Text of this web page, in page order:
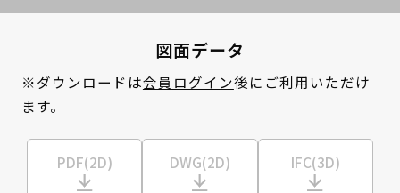
図面データ
※ダウンロードは会員ログイン後にご利用いただけ
ます。
PDF(2D) DWG(2D) IFC(3D)